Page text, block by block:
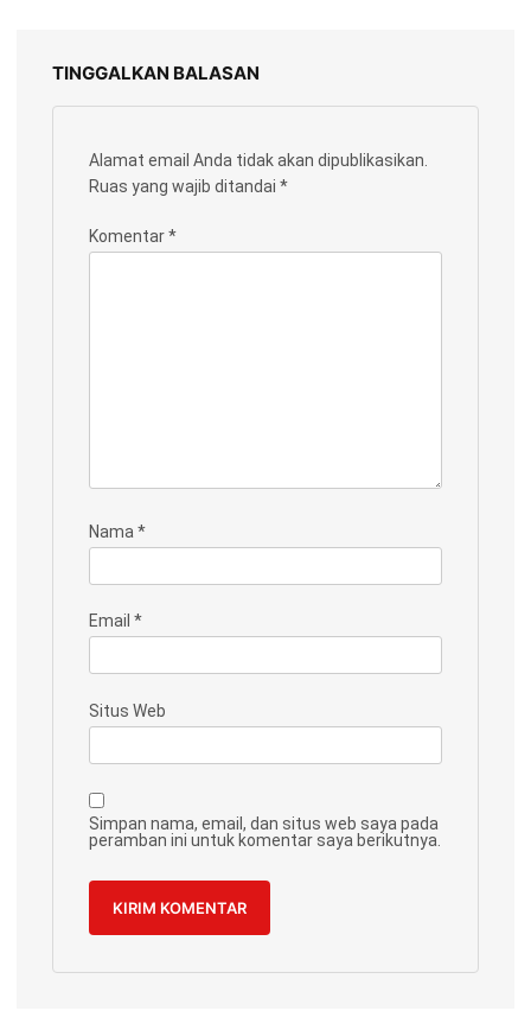
TINGGALKAN BALASAN
Alamat email Anda tidak akan dipublikasikan.
Ruas yang wajib ditandai *
Komentar*
Nama *
Email *
Situs Web
Simpan nama, email, dan situs web saya pada
peramban ini untuk komentar saya berikutnya.